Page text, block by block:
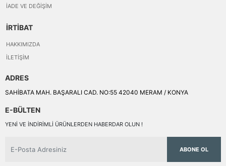
İADE VE DEĞIŞIM
İRTİBAT
HAKKIMIZDA
İLETIŞIM
ADRES
SAHİBATA MAH. BAŞARALI CAD. NO:55 42040 MERAM / KONYA
E-BÜLTEN
YENI VE INDIRIMLI ÜRÜNLERDEN HABERDAR OLUN !
ABONE OL